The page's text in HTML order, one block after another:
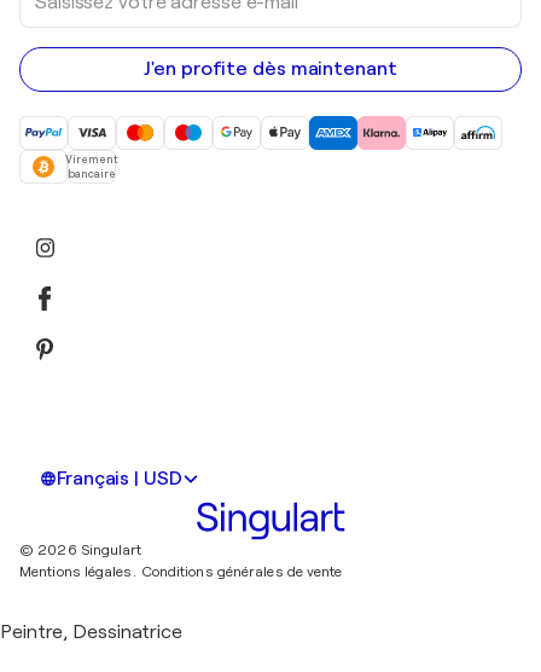
votre
adresse
e-
mail
J'en profite dès maintenant
Virement
bancaire
Français | USD
© 2026 Singulart
Mentions légales.
Conditions générales de vente
Peintre, Dessinatrice